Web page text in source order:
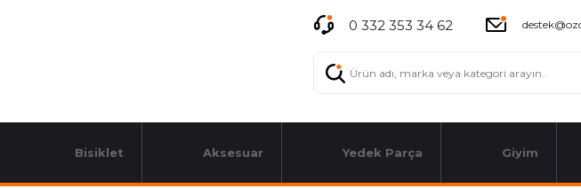
0 332 353 34 62
Bisiklet Aksesuar Yedek Parça Giyim